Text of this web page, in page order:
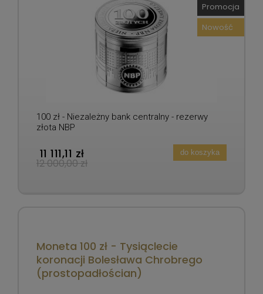
100 zł - Niezależny bank centralny - rezerwy
złota NBP
11 111,11 zł
12 000,00 zł
do koszyka
Promocja
Nowość
Moneta 100 zł - Tysiąclecie
koronacji Bolesława Chrobrego
(prostopadłościan)